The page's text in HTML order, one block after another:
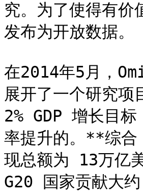
究。为了使得有价
发布为开放数据。
在2014年5月，
展开了一个研究
2% GDP 增长目
率提升的。**综合
现总额为 13万亿
G20 国家贡献大